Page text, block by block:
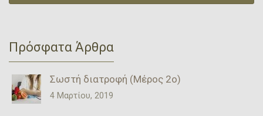
Πρόσφατα Άρθρα
Σωστή διατροφή (Μέρος 2ο)
4 Μαρτίου, 2019